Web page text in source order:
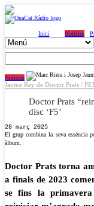
Inici Notícies
Notícies
Jaume Rey de Doctor Prats /
Doctor Prats
disc ‘F5’
28 març 2025
El grup combina la seva essència
àlbum.
Doctor Prats torna
a finals de 2023
se fins la